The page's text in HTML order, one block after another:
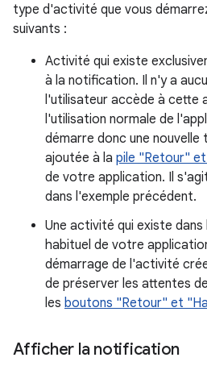
type d'activité que vous
suivants :
Activité qui existe
à la notification. Il n'y a
l'utilisateur accède à cette
l'utilisation normale de
démarre donc une nouvelle
ajoutée à la pile "Retour"
de votre application. Il
dans l'exemple précédent.
Une activité qui existe
habituel de votre
démarrage de l'activité
de préserver les attentes
les boutons "Retour" et
Afficher la notification